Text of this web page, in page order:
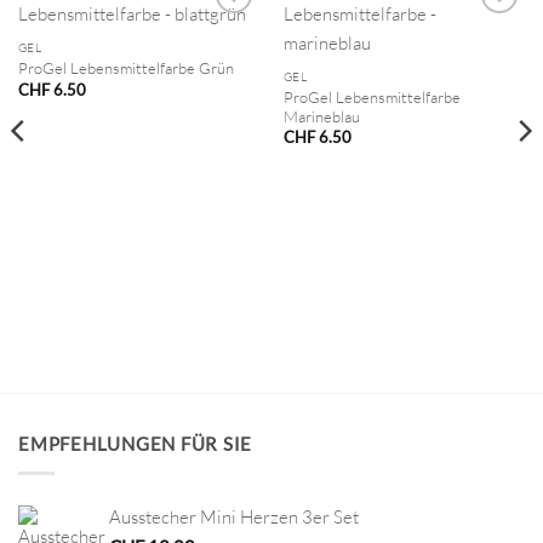
GEL
ProGel Lebensmittelfarbe Grün
CHF6.50
GEL
ProGel Lebensmittelfarbe
Marineblau
CHF6.50
EMPFEHLUNGEN FÜR SIE
Ausstecher Mini Herzen 3er Set